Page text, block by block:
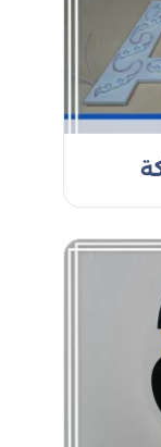
في
والإبداع.
تواكب
يضمن لك
إعلانات
انتشار
الوسائل
الطرق
والسائقين.
ودقتها
تقدمها.
بقدرة كبيرة
أو في